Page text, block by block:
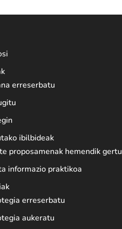
erreserbatu
ibilbideak
proposamenak hemendik gertu
informazio praktikoa
erreserbatu
aukeratu